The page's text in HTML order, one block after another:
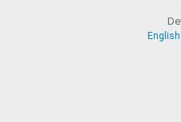
English